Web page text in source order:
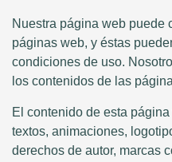
Nuestra página web puede
páginas web, y éstas
condiciones de uso.
los contenidos de las
El contenido de esta
textos, animaciones,
derechos de autor, marcas